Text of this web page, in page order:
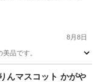
8月8日
品です。
んマスコット かがや